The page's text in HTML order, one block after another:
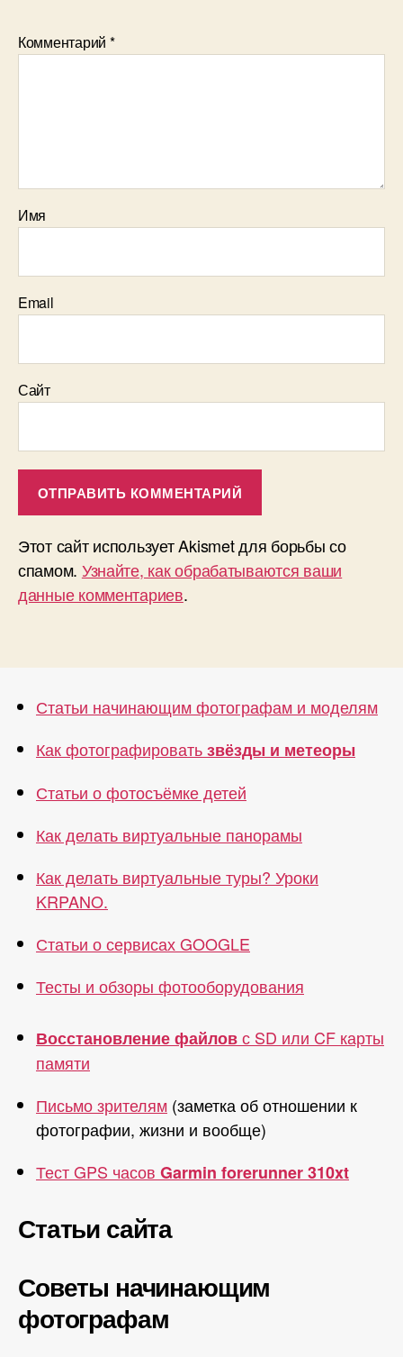
Комментарий *
Имя
Email
Сайт
Этот сайт использует Akismet для борьбы со
спамом. Узнайте, как обрабатываются ваши
данные комментариев.
Статьи начинающим фотографам и моделям
Как фотографироватьзвёзды и метеоры
Статьи о фотосъёмке детей
Как делать виртуальные панорамы
Как делать виртуальные туры? Уроки
KRPANO.
Статьи о сервисах GOOGLE
Тесты и обзоры фотооборудования
Восстановление файловс SD или CF карты
памяти
Письмо зрителям (заметка об отношении к
фотографии, жизни и вообще)
Тест GPS часов Garmin forerunner 310xt
Статьи сайта
Советы начинающим
фотографам